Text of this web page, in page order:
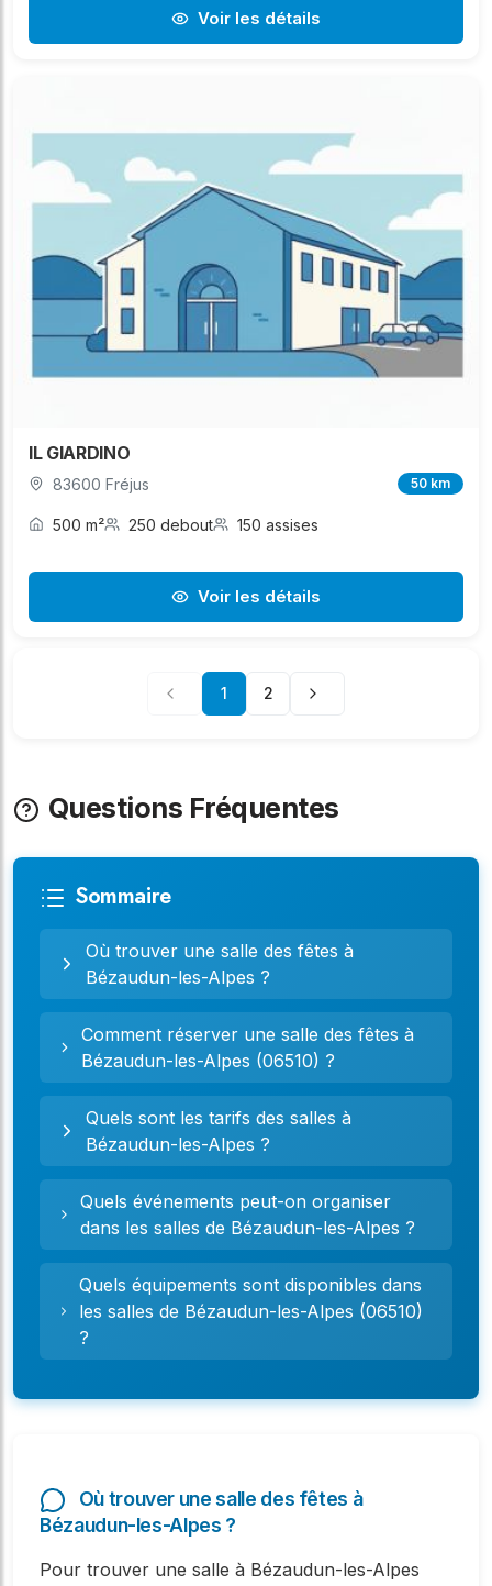
Voir les détails
IL GIARDINO
83600 Fréjus 50 km
500 m² 250 debout 150 assises
Voir les détails
1 2
Questions Fréquentes
Sommaire
Où trouver une salle des fêtes à
Bézaudun-les-Alpes ?
Comment réserver une salle des fêtes à
Bézaudun-les-Alpes (06510) ?
Quels sont les tarifs des salles à
Bézaudun-les-Alpes ?
Quels événements peut-on organiser
dans les salles de Bézaudun-les-Alpes ?
Quels équipements sont disponibles dans
les salles de Bézaudun-les-Alpes (06510)
?
Où trouver une salle des fêtes à
Bézaudun-les-Alpes ?
Pour trouver une salle à Bézaudun-les-Alpes